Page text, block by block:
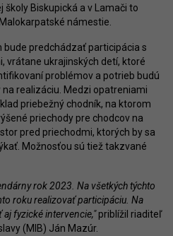
Biskupická a v Lamači to
námestie.
predchádzať participácia s
vrátane ukrajinských detí, ktoré
problémov a potrieb budú
realizáciu. Medzi opatreniami
priebežný chodník, na ktorom
priechody pre chodcov na
pred priechodmi, ktorých by sa
Možnosťou sú tiež takzvané
rok 2023. Na všetkých týchto
roku realizovať participáciu. Na
fyzické intervencie,"priblížil riaditeľ
(MIB) Ján Mazúr.